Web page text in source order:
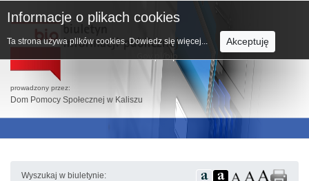
prowadzony przez:
Dom Pomocy Społecznej w Kaliszu
Wyszukaj w biuletynie:
Informacje o plikach cookies
Ta strona używa plików cookies. Dowiedz się więcej... Akceptuję